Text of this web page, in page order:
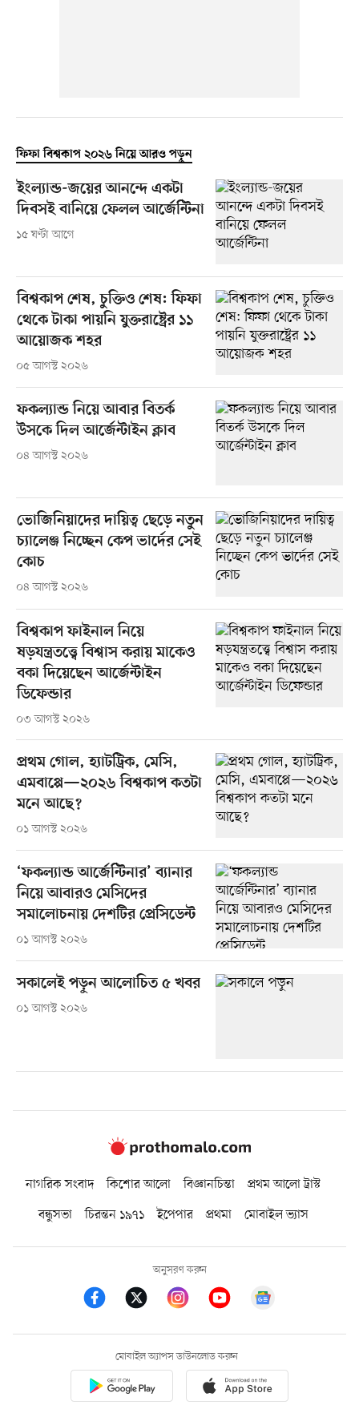
ফিফা বিশ্বকাপ ২০২৬ নিয়ে আরও পড়ুন
ইংল্যান্ড-জয়ের আনন্দে একটা
দিবসই বানিয়ে ফেলল আর্জেন্টিনা
১৫ ঘণ্টা আগে
বিশ্বকাপ শেষ, চুক্তিও শেষ: ফিফা
থেকে টাকা পায়নি যুক্তরাষ্ট্রের ১১
আয়োজক শহর
০৫ আগস্ট ২০২৬
ফকল্যান্ড নিয়ে আবার বিতর্ক
উসকে দিল আর্জেন্টাইন ক্লাব
০৪ আগস্ট ২০২৬
ভোজিনিয়াদের দায়িত্ব ছেড়ে নতুন
চ্যালেঞ্জ নিচ্ছেন কেপ ভার্দের সেই
কোচ
০৪ আগস্ট ২০২৬
বিশ্বকাপ ফাইনাল নিয়ে
ষড়যন্ত্রতত্ত্বে বিশ্বাস করায় মাকেও
বকা দিয়েছেন আর্জেন্টাইন
ডিফেন্ডার
০৩ আগস্ট ২০২৬
প্রথম গোল, হ্যাটট্রিক, মেসি,
এমবাপ্পে—২০২৬ বিশ্বকাপ কতটা
মনে আছে?
০১ আগস্ট ২০২৬
‘ফকল্যান্ড আর্জেন্টিনার’ ব্যানার
নিয়ে আবারও মেসিদের
সমালোচনায় দেশটির প্রেসিডেন্ট
০১ আগস্ট ২০২৬
সকালেই পড়ুন আলোচিত ৫ খবর
০১ আগস্ট ২০২৬
নাগরিক সংবাদ কিশোর আলো বিজ্ঞানচিন্তা
প্রথম আলো ট্রাস্ট
বন্ধুসভা
চিরন্তন ১৯৭১ ইপেপার প্রথমা মোবাইল ভ্যাস
অনুসরণ করুন
মোবাইল অ্যাপস ডাউনলোড করুন